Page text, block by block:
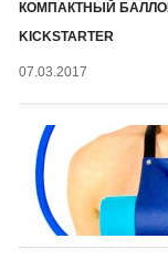
КОМПАКТНЫЙ
KICKSTARTER
07.03.2017